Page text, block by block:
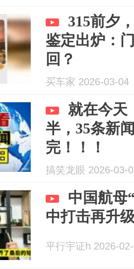
315前夕
鉴定出炉：
回？
买车家 2026-03-04
就在今天
半，35条新
完！！！
搞笑龙眼 2026-03-
中国航母
中打击再升
平行宇证h 2026-